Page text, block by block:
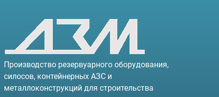
Производство резервуарного оборудования,
силосов, контейнерных АЗС и
металлоконструкций для строительства